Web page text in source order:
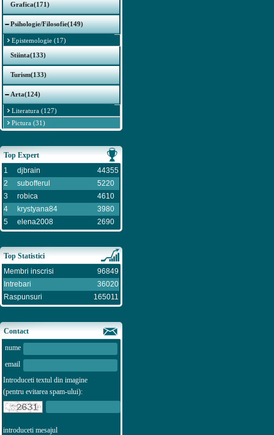
Grafica(171)
Psihologie/Filosofie(149)
Epistemologie (17)
Stiinta(133)
Turism(133)
Arta(124)
Literatura (127)
Pictura (31)
Top Expert
1
djbrain
44355
2
subofferul
5220
3
robica
4610
4
krystyana84
3980
5
elena2008 2690
Top Statistici
Membri inscrisi
96849
Intrebari
36020
Raspunsuri
165011
Contact
nume
email
Introduceti textul din imagine
(pentru evitarea spam-ului):
introduceti mesajul